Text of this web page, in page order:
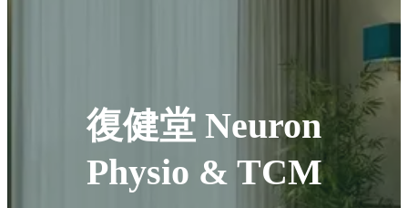
復健堂 Neuron
Physio & TCM